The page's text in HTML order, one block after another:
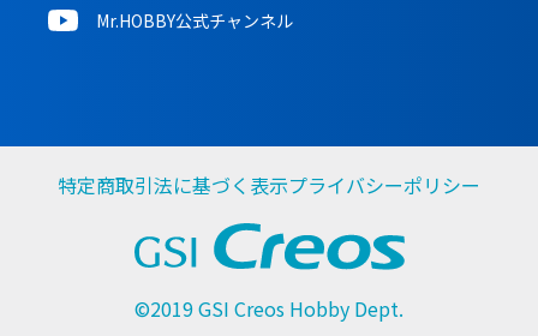
Mr.HOBBY公式チャンネル
特定商取引法に基づく表示プライバシーポリシー
©2019 GSI Creos Hobby Dept.